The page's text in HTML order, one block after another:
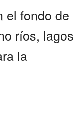
el fondo de
ríos, lagos
la